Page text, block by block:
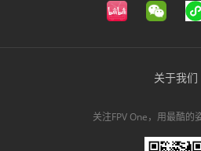
关于我们
关注FPV One，用最酷的